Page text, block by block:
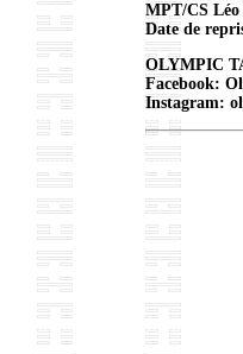
MPT/CS Léo
Date de
OLYMPIC
Facebook:
Instagram: